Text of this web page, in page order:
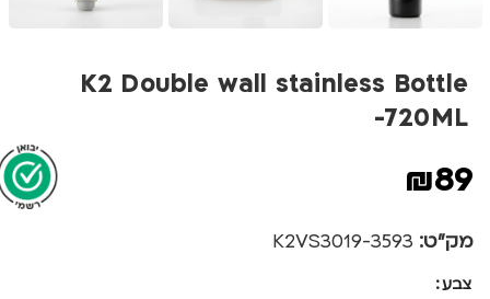
K2 Double wall stainless Bottle
-720ML
₪89
מק"ט: 3593-K2VS3019
צבע